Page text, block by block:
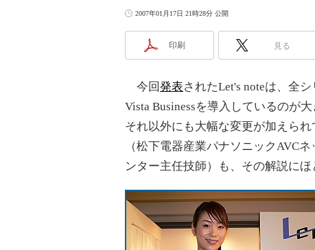
2007年01月17日 21時28分 公開
印刷 見る
今回発表されたLet's noteは、全
Vista Businessを導入しているのが
それ以外にも大幅な変更が加えら
（松下電器産業パナソニックAVC
ンター主任技師）も、その解説にほ